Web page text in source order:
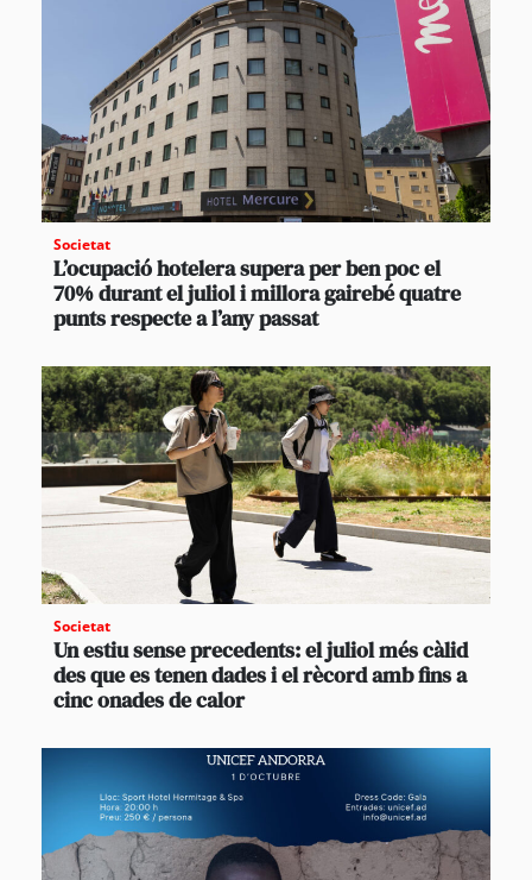
Societat
L’ocupació hotelera supera per ben poc el
70% durant el juliol i millora gairebé quatre
punts respecte a l’any passat
Societat
Un estiu sense precedents: el juliol més càlid
des que es tenen dades i el rècord amb fins a
cinc onades de calor